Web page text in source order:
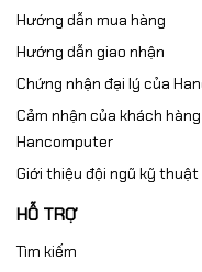
Hướng dẫn mua hàng
Hướng dẫn giao nhận
Chứng nhận đại lý của
Cảm nhận của khách
Hancomputer
Giới thiệu đội ngũ kỹ
HỖ TRỢ
Tìm kiếm